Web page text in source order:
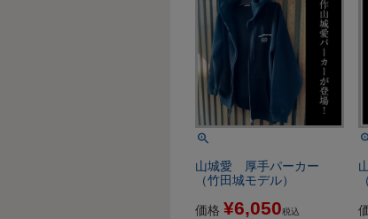
山城愛 厚手パーカー
（竹田城モデル）
価格 ¥6,050税込